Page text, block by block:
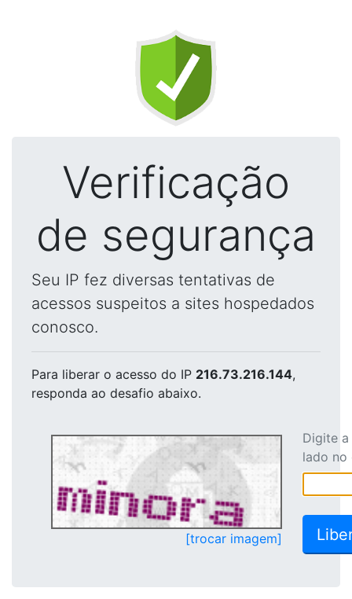
Verificação
de segurança
Seu IP fez diversas tentativas de
acessos suspeitos a sites hospedados
conosco.
Para liberar o acesso do IP 216.73.216.144,
responda ao desafio abaixo.
[trocar imagem]
Digite
lado no